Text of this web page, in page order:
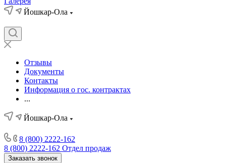
Йошкар-Ола
Отзывы
Документы
Контакты
Информация о гос. контрактах
...
Йошкар-Ола
8 (800) 2222-162
8 (800) 2222-162 Отдел продаж
Заказать звонок